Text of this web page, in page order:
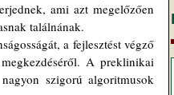
ami azt megelőzően
találnának.
a fejlesztést végző
A preklinikai
szigorú algoritmusok